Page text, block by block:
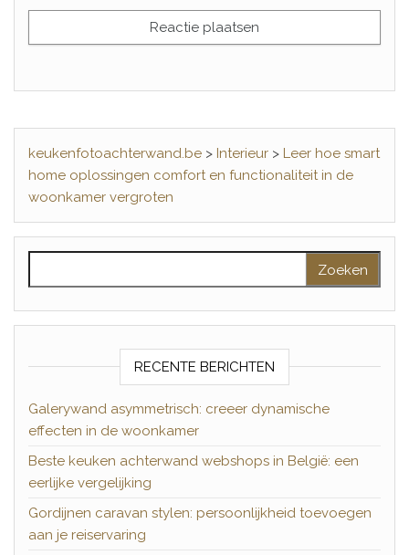
keukenfotoachterwand.be > Interieur > Leer hoe smart
home oplossingen comfort en functionaliteit in de
woonkamer vergroten
RECENTE BERICHTEN
Galerywand asymmetrisch: creeer dynamische
effecten in de woonkamer
Beste keuken achterwand webshops in België: een
eerlijke vergelijking
Gordijnen caravan stylen: persoonlijkheid toevoegen
aan je reiservaring